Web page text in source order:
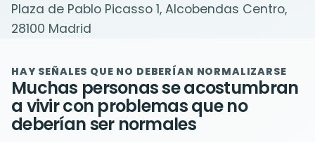
Plaza de Pablo Picasso 1, Alcobendas Centro,
28100 Madrid
HAY SEÑALES QUE NO DEBERÍAN NORMALIZARSE
Muchas personas se acostumbran
a vivir con problemas que no
deberían ser normales